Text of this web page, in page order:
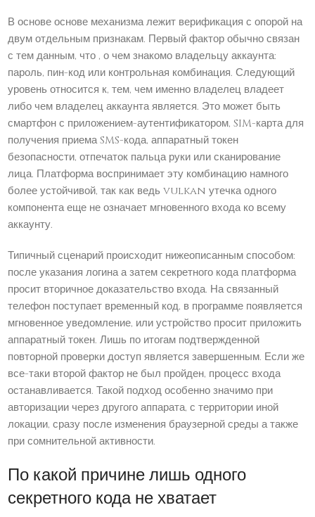
В основе основе механизма лежит верификация с опорой на
двум отдельным признакам. Первый фактор обычно связан
с тем данным, что , о чем знакомо владельцу аккаунта:
пароль, пин-код или контрольная комбинация. Следующий
уровень относится к, тем, чем именно владелец владеет
либо чем владелец аккаунта является. Это может быть
смартфон с приложением-аутентификатором, SIM-карта для
получения приема SMS-кода, аппаратный токен
безопасности, отпечаток пальца руки или сканирование
лица. Платформа воспринимает эту комбинацию намного
более устойчивой, так как ведь vulkan утечка одного
компонента еще не означает мгновенного входа ко всему
аккаунту.
Типичный сценарий происходит нижеописанным способом:
после указания логина а затем секретного кода платформа
просит вторичное доказательство входа. На связанный
телефон поступает временный код, в программе появляется
мгновенное уведомление, или устройство просит приложить
аппаратный токен. Лишь по итогам подтвержденной
повторной проверки доступ является завершенным. Если же
все-таки второй фактор не был пройден, процесс входа
останавливается. Такой подход особенно значимо при
авторизации через другого аппарата, с территории иной
локации, сразу после изменения браузерной среды а также
при сомнительной активности.
По какой причине лишь одного
секретного кода не хватает